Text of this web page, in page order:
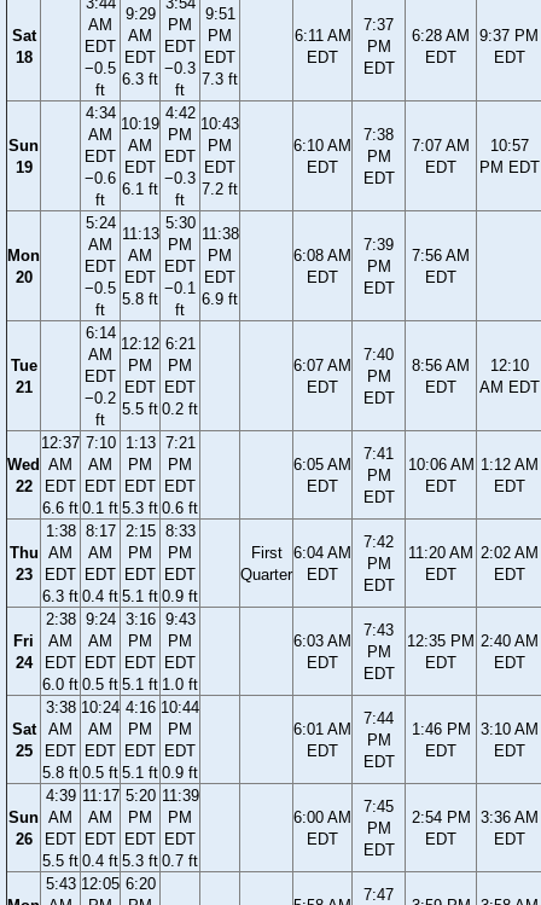
Sat
18
AM
EDT
−0.5
ft
9:29
AM
EDT
6.3 ft
PM
EDT
−0.3
ft
9:51
PM
EDT
7.3 ft
6:11 AM
EDT
7:37
PM
EDT
6:28 AM
EDT
9:37 PM
EDT
Sun
19
4:34
AM
EDT
−0.6
ft
10:19
AM
EDT
6.1 ft
4:42
PM
EDT
−0.3
ft
10:43
PM
EDT
7.2 ft
6:10 AM
EDT
7:38
PM
EDT
7:07 AM
EDT
10:57
PM EDT
Mon
20
5:24
AM
EDT
−0.5
ft
11:13
AM
EDT
5.8 ft
5:30
PM
EDT
−0.1
ft
11:38
PM
EDT
6.9 ft
6:08 AM
EDT
7:39
PM
EDT
7:56 AM
EDT
Tue
21
6:14
AM
EDT
−0.2
ft
12:12
PM
EDT
5.5 ft
6:21
PM
EDT
0.2 ft
6:07 AM
EDT
7:40
PM
EDT
8:56 AM
EDT
12:10
AM EDT
Wed
22
12:37
AM
EDT
6.6 ft
7:10
AM
EDT
0.1 ft
1:13
PM
EDT
5.3 ft
7:21
PM
EDT
0.6 ft
6:05 AM
EDT
7:41
PM
EDT
10:06 AM
EDT
1:12 AM
EDT
Thu
23
1:38
AM
EDT
6.3 ft
8:17
AM
EDT
0.4 ft
2:15
PM
EDT
5.1 ft
8:33
PM
EDT
0.9 ft
First
Quarter
6:04 AM
EDT
7:42
PM
EDT
11:20 AM
EDT
2:02 AM
EDT
Fri
24
2:38
AM
EDT
6.0 ft
9:24
AM
EDT
0.5 ft
3:16
PM
EDT
5.1 ft
9:43
PM
EDT
1.0 ft
6:03 AM
EDT
7:43
PM
EDT
12:35 PM
EDT
2:40 AM
EDT
Sat
25
3:38
AM
EDT
5.8 ft
10:24
AM
EDT
0.5 ft
4:16
PM
EDT
5.1 ft
10:44
PM
EDT
0.9 ft
6:01 AM
EDT
7:44
PM
EDT
1:46 PM
EDT
3:10 AM
EDT
Sun
26
4:39
AM
EDT
5.5 ft
11:17
AM
EDT
0.4 ft
5:20
PM
EDT
5.3 ft
11:39
PM
EDT
0.7 ft
6:00 AM
EDT
7:45
PM
EDT
2:54 PM
EDT
3:36 AM
EDT
5:43 12:05 6:20
7:47